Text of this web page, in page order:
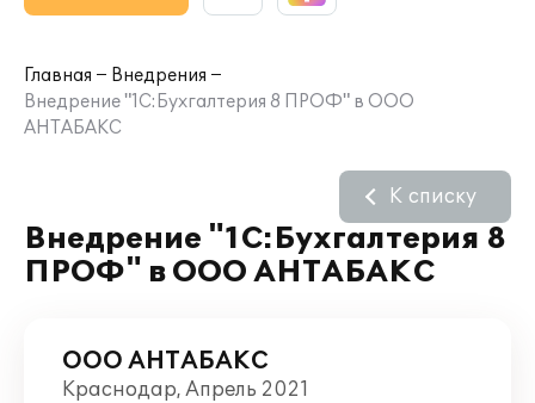
Главная
Внедрения
Внедрение "1С:Бухгалтерия 8 ПРОФ" в ООО
АНТАБАКС
Внедрение "1С:Бухгалтерия 8
ПРОФ" в ООО АНТАБАКС
К списку
ООО АНТАБАКС
Краснодар, Апрель 2021